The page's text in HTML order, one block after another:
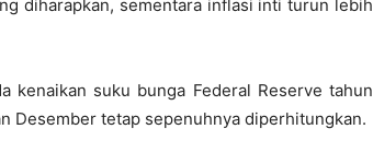
diharapkan, sementara inflasi inti turun lebih
kenaikan suku bunga Federal Reserve tahun
Desember tetap sepenuhnya diperhitungkan.